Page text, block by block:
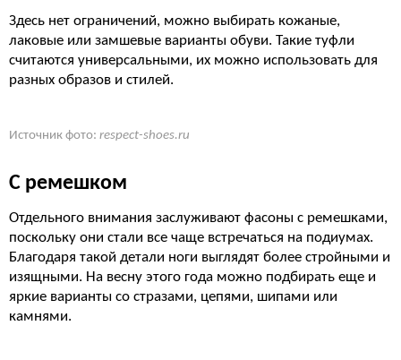
Здесь нет ограничений, можно выбирать кожаные,
лаковые или замшевые варианты обуви. Такие туфли
считаются универсальными, их можно использовать для
разных образов и стилей.
Источник фото: respect-shoes.ru
С ремешком
Отдельного внимания заслуживают фасоны с ремешками,
поскольку они стали все чаще встречаться на подиумах.
Благодаря такой детали ноги выглядят более стройными и
изящными. На весну этого года можно подбирать еще и
яркие варианты со стразами, цепями, шипами или
камнями.